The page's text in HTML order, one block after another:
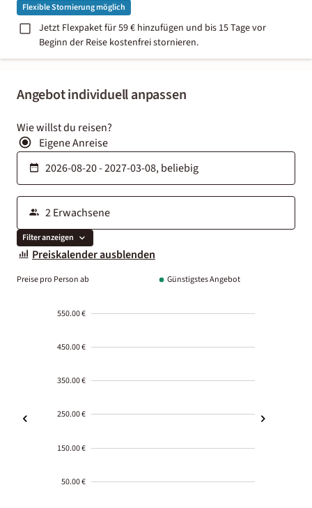
Angebot individuell anpassen
Wie willst du reisen?
Eigene Anreise
Filter anzeigen
Preiskalender ausblenden
Preise pro Person ab Günstigstes Angebot
550.00 €
450.00 €
350.00 €
250.00 €
150.00 €
50.00 €
Flexible Stornierung möglich
Jetzt Flexpaket für 59 € hinzufügen und bis 15 Tage vor
Beginn der Reise kostenfrei stornieren.